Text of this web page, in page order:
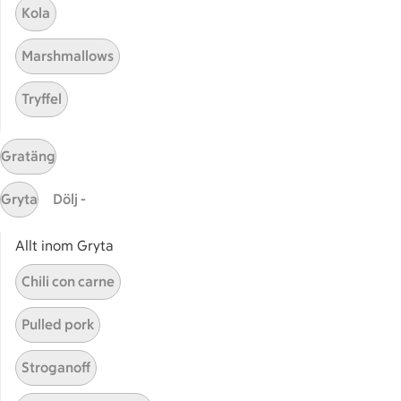
Våra ICA-kort
ICA
ICAs egna varor
ICA Gruppen
ICA Nära
ICA Supermarket
ICA Kvantum
ICA Maxi
Utvalda leverantörer
Annonsera
Jobba på ICA
Hållbarhet
ICA Stiftelsen
En god morgondag
Kola
Marshmallows
Tryffel
Gratäng
Gryta Dölj -
Allt inom Gryta
Chili con carne
Pulled pork
Stroganoff